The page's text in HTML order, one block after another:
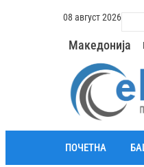
08 август 2026
Македонија
ПОЧЕТНА